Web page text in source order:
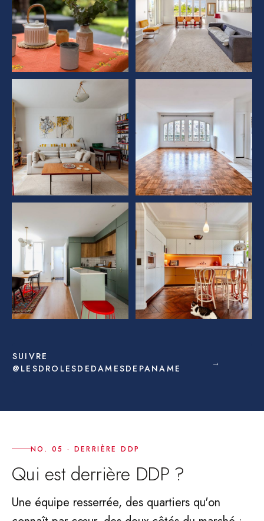
SUIVRE
@LESDROLESDEDAMESDEPANAME
→
NO. 05 · DERRIÈRE DDP
Qui est derrière DDP ?
Une équipe resserrée, des quartiers qu'on